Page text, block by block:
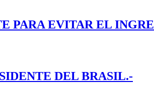
PARA EVITAR EL
DEL BRASIL.-